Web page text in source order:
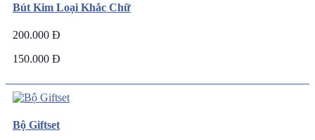
Bút Kim Loại Khắc Chữ
200.000 Đ
150.000 Đ
Bộ Giftset